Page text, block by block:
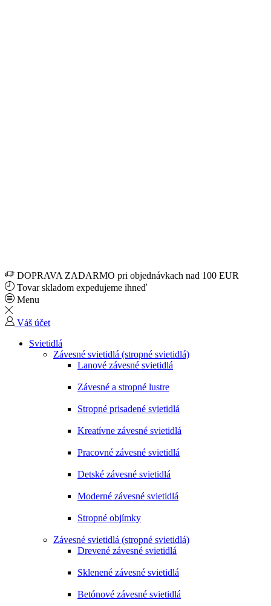
DOPRAVA ZADARMO pri objednávkach nad 100 EUR
Tovar skladom expedujeme ihneď
Menu
Váš účet
Svietidlá
Závesné svietidlá (stropné svietidlá)
Lanové závesné svietidlá
Závesné a stropné lustre
Stropné prisadené svietidlá
Kreatívne závesné svietidlá
Pracovné závesné svietidlá
Detské závesné svietidlá
Moderné závesné svietidlá
Stropné objímky
Závesné svietidlá (stropné svietidlá)
Drevené závesné svietidlá
Sklenené závesné svietidlá
Betónové závesné svietidlá